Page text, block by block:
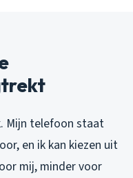
Mijn telefoon staat
en ik kan kiezen uit
mij, minder voor